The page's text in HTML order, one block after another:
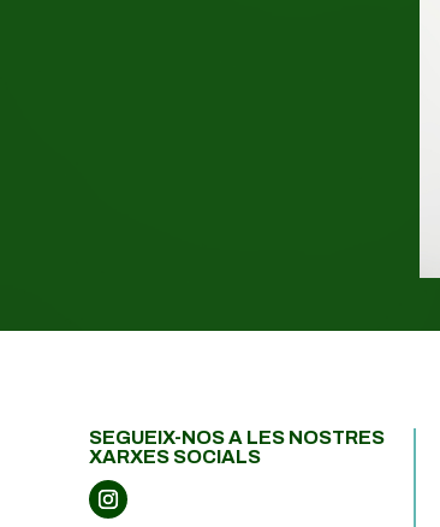
SEGUEIX-NOSA LES NOSTRES
XARXES SOCIALS